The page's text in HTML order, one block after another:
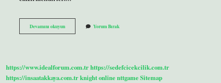
Devamını okuyunDinimize
Göre
Emzirmeli
Yorum Bırak
https://www.idealforum.com.trhttps://sedefcicekcilik.com.tr
https://insaatakkaya.com.trknight onlinenttgameSitemap